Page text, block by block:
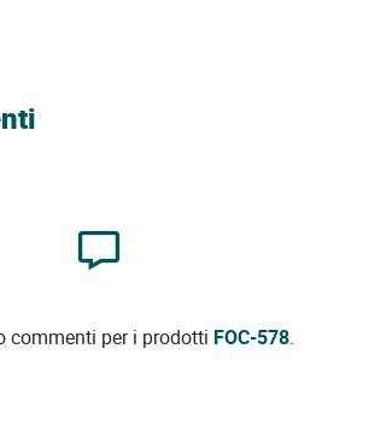
commenti per i prodotti FOC-578.